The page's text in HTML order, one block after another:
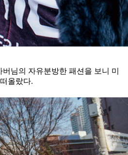
버님의 자유분방한 패션을 보니 미
올랐다.